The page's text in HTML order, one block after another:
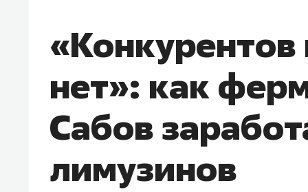
«Конкурентов
нет»: как
Сабов
лимузинов
Василь Мазитов
МАРТ
«Не зная местных
правил, бизнес может
потерять минимум
полгода»
Как бизнесу выйти на зарубежные